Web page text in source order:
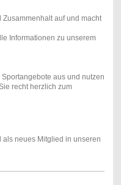
auf und macht
Informationen zu unserem
aus und nutzen
recht herzlich zum
neues Mitglied in unseren